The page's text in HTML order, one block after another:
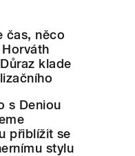
čas, něco
klade
s Deniou
přiblížit se
stylu